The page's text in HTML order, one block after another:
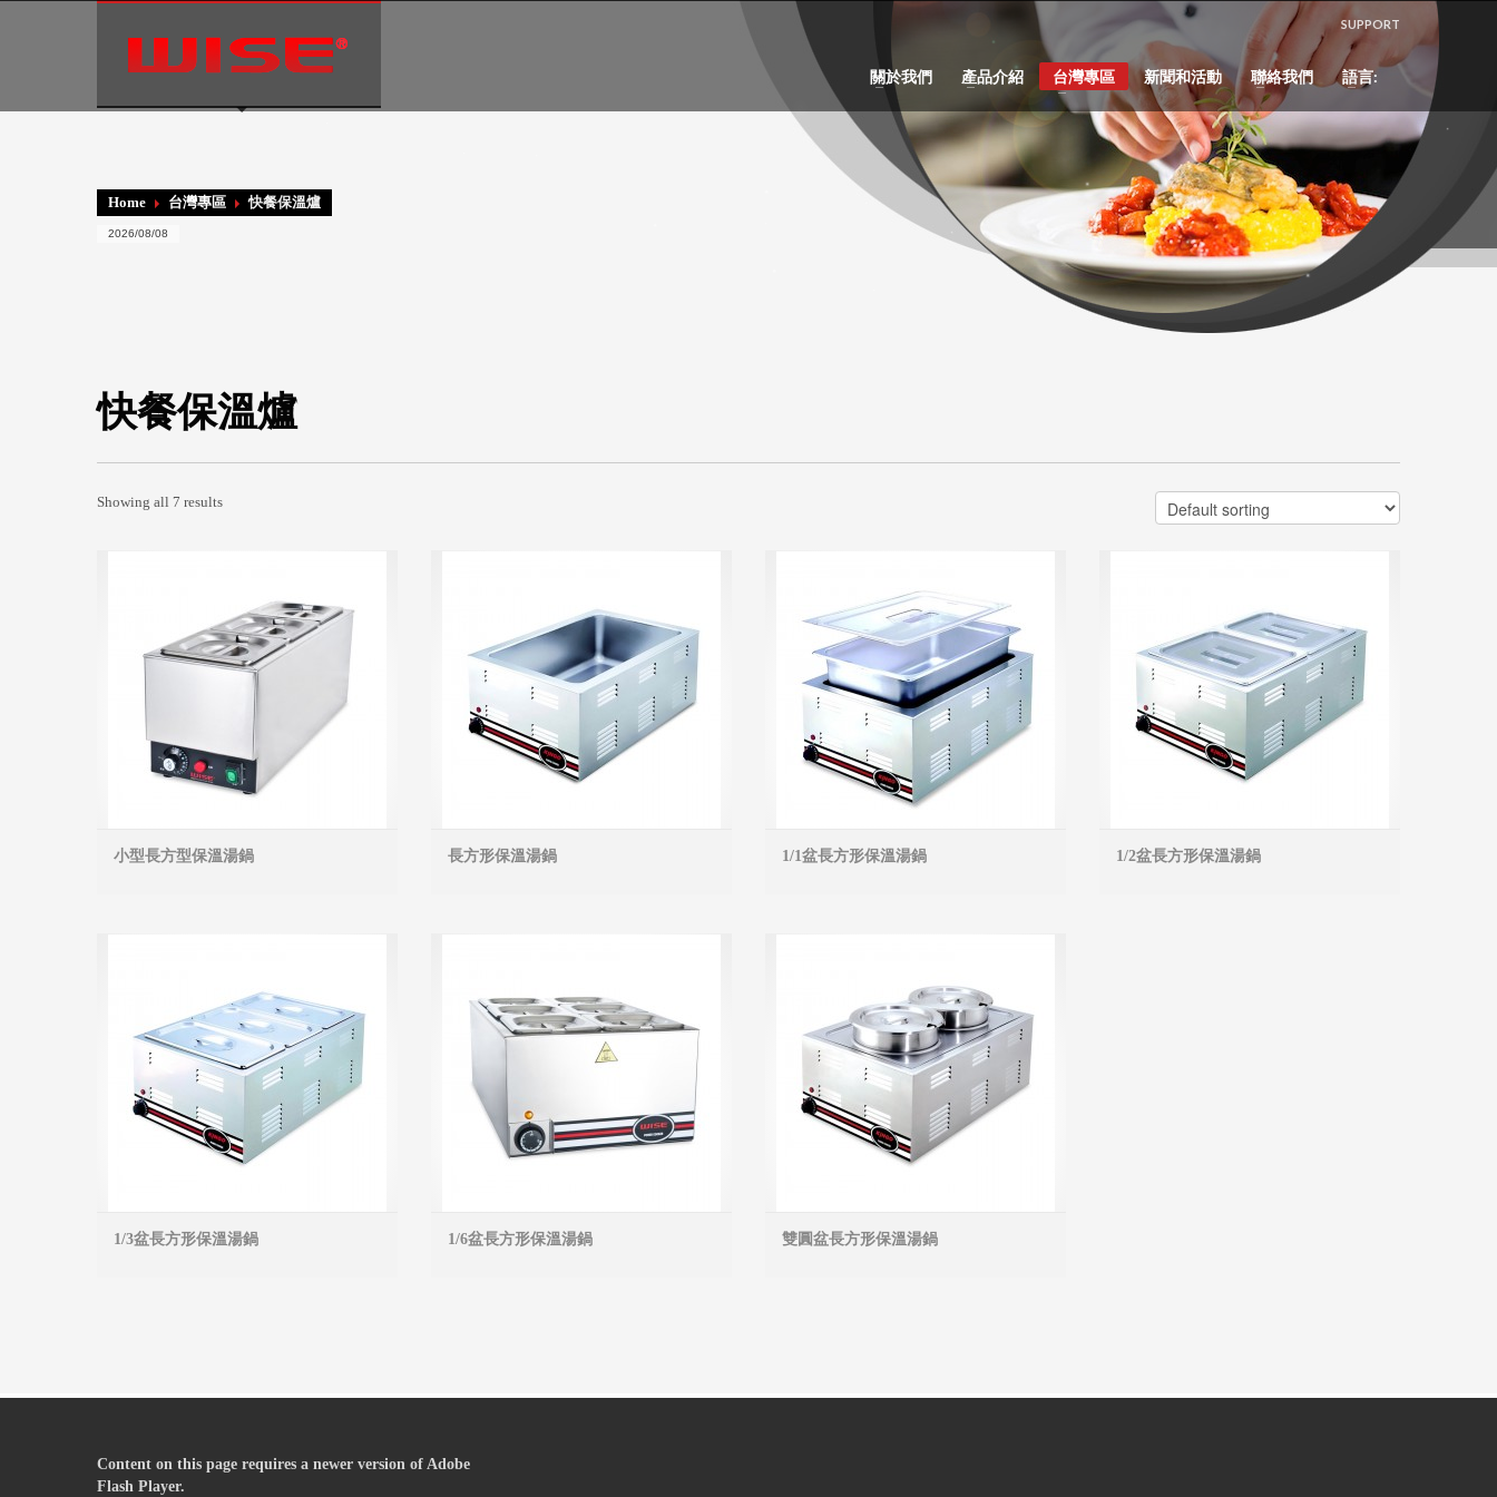
Language:
SUPPORT
關於我們 產品介紹 台灣專區 新聞和活動 聯絡我們 語言:
Home 台灣專區 快餐保溫爐
2026/08/08
快餐保溫爐
Showing all 7 results
小型長方型保溫湯鍋 長方形保溫湯鍋 1/1盆長方形保溫湯鍋 1/2盆長方形保溫湯鍋
1/3盆長方形保溫湯鍋 1/6盆長方形保溫湯鍋 雙圓盆長方形保溫湯鍋
Content on this page requires a newer version of Adobe
Flash Player.